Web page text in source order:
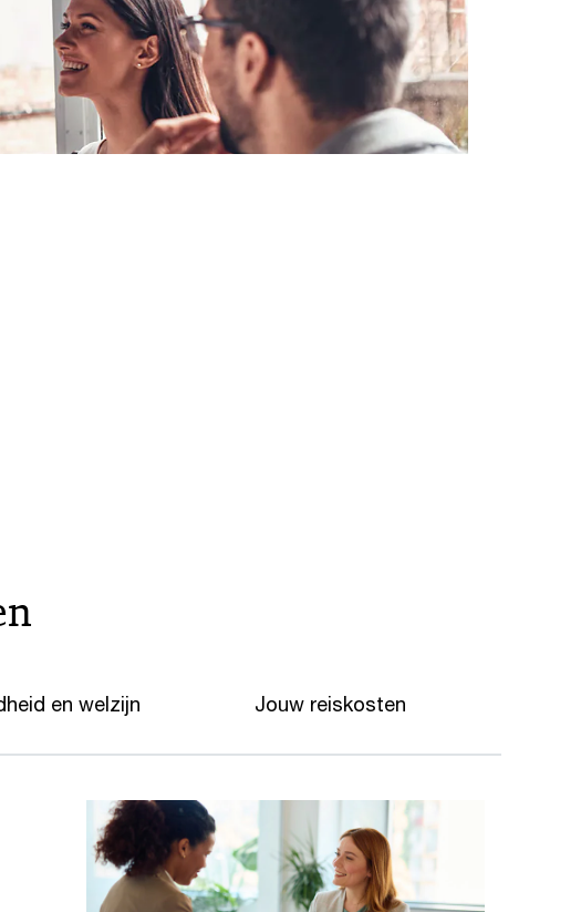
en welzijn Jouw reiskosten